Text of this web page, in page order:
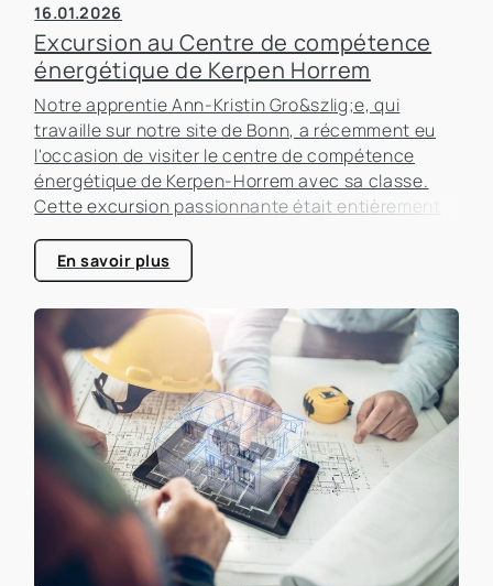
16.01.2026
Excursion au Centre de compétence
énergétique de Kerpen Horrem
Notre apprentie Ann-Kristin Gro&szlig;e, qui
travaille sur notre site de Bonn, a récemment eu
l'occasion de visiter le centre de compétence
énergétique de Kerpen-Horrem avec sa classe.
Cette excursion passionnante était entièrement
bâtiments, un sujet qui prend de plus en plus
d'importance dans le secteur immobilier.
En savoir plus